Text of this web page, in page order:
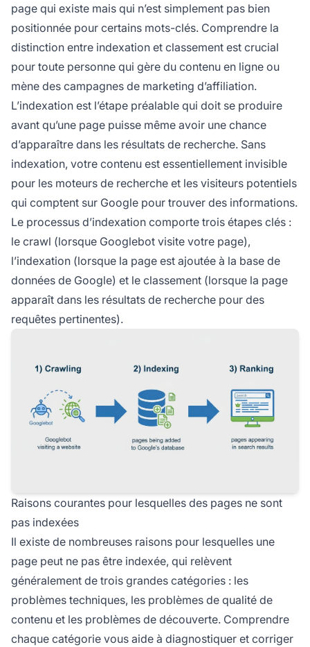
page qui existe mais qui n’est simplement pas bien
positionnée pour certains mots-clés. Comprendre la
distinction entre indexation et classement est crucial
pour toute personne qui gère du contenu en ligne ou
mène des campagnes de marketing d’affiliation.
L’indexation est l’étape préalable qui doit se produire
avant qu’une page puisse même avoir une chance
d’apparaître dans les résultats de recherche. Sans
indexation, votre contenu est essentiellement invisible
pour les moteurs de recherche et les visiteurs potentiels
qui comptent sur Google pour trouver des informations.
Le processus d’indexation comporte trois étapes clés :
le crawl (lorsque Googlebot visite votre page),
l’indexation (lorsque la page est ajoutée à la base de
données de Google) et le classement (lorsque la page
apparaît dans les résultats de recherche pour des
requêtes pertinentes).
Raisons courantes pour lesquelles des pages ne sont
pas indexées
Il existe de nombreuses raisons pour lesquelles une
page peut ne pas être indexée, qui relèvent
généralement de trois grandes catégories : les
problèmes techniques, les problèmes de qualité de
contenu et les problèmes de découverte. Comprendre
chaque catégorie vous aide à diagnostiquer et corriger